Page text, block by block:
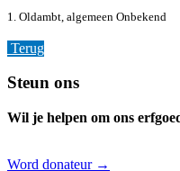
1. Oldambt, algemeen Onbekend
Terug
Footer
Steun ons
Wil je helpen om ons
Word donateur →